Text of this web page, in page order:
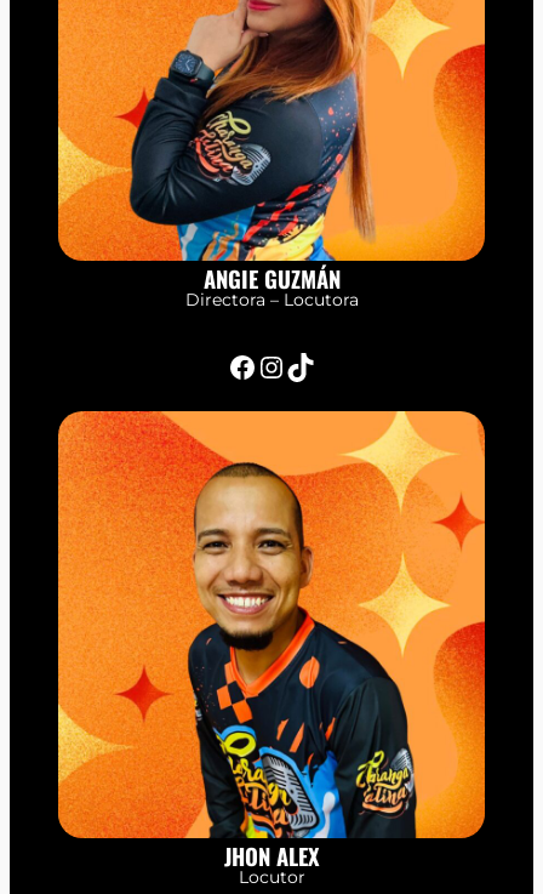
ANGIE GUZMÁN
Directora – Locutora
Facebook InstagramTikTok
JHON ALEX
Locutor